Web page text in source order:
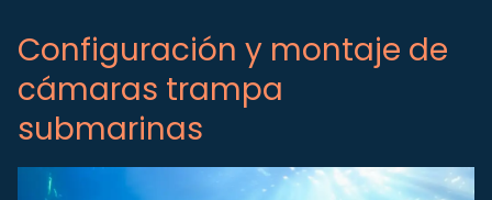
Configuración y montaje de
cámaras trampa
submarinas